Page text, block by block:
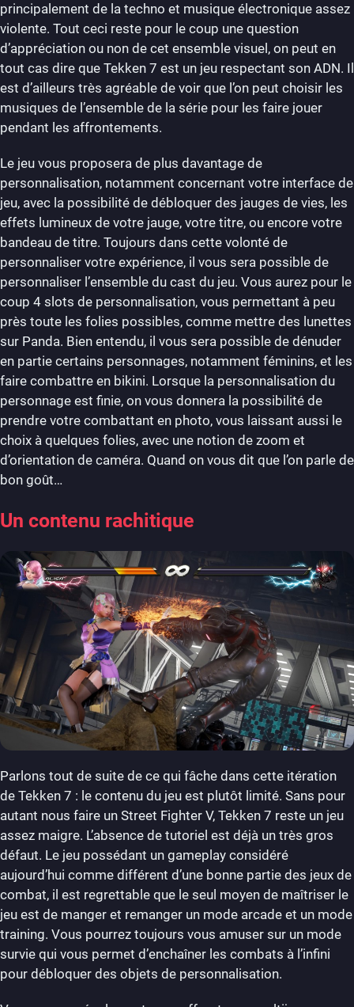
principalement de la techno et musique électronique assez
violente. Tout ceci reste pour le coup une question
d’appréciation ou non de cet ensemble visuel, on peut en
tout cas dire que Tekken 7 est un jeu respectant son ADN. Il
est d’ailleurs très agréable de voir que l’on peut choisir les
musiques de l’ensemble de la série pour les faire jouer
pendant les affrontements.
Le jeu vous proposera de plus davantage de
personnalisation, notamment concernant votre interface de
jeu, avec la possibilité de débloquer des jauges de vies, les
effets lumineux de votre jauge, votre titre, ou encore votre
bandeau de titre. Toujours dans cette volonté de
personnaliser votre expérience, il vous sera possible de
personnaliser l’ensemble du cast du jeu. Vous aurez pour le
coup 4 slots de personnalisation, vous permettant à peu
près toute les folies possibles, comme mettre des lunettes
sur Panda. Bien entendu, il vous sera possible de dénuder
en partie certains personnages, notamment féminins, et les
faire combattre en bikini. Lorsque la personnalisation du
personnage est finie, on vous donnera la possibilité de
prendre votre combattant en photo, vous laissant aussi le
choix à quelques folies, avec une notion de zoom et
d’orientation de caméra. Quand on vous dit que l’on parle de
bon goût…
Un contenu rachitique
Parlons tout de suite de ce qui fâche dans cette itération
de Tekken 7 : le contenu du jeu est plutôt limité. Sans pour
autant nous faire un Street Fighter V, Tekken 7 reste un jeu
assez maigre. L’absence de tutoriel est déjà un très gros
défaut. Le jeu possédant un gameplay considéré
aujourd’hui comme différent d’une bonne partie des jeux de
combat, il est regrettable que le seul moyen de maîtriser le
jeu est de manger et remanger un mode arcade et un mode
training. Vous pourrez toujours vous amuser sur un mode
survie qui vous permet d’enchaîner les combats à l’infini
pour débloquer des objets de personnalisation.